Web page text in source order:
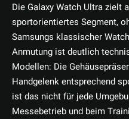
Die Galaxy Watch Ultra zielt
sportorientiertes Segment,
Samsungs klassischer
Anmutung ist deutlich
Modellen: Die
Handgelenk entsprechend
ist das nicht für jede
Messebetrieb und beim